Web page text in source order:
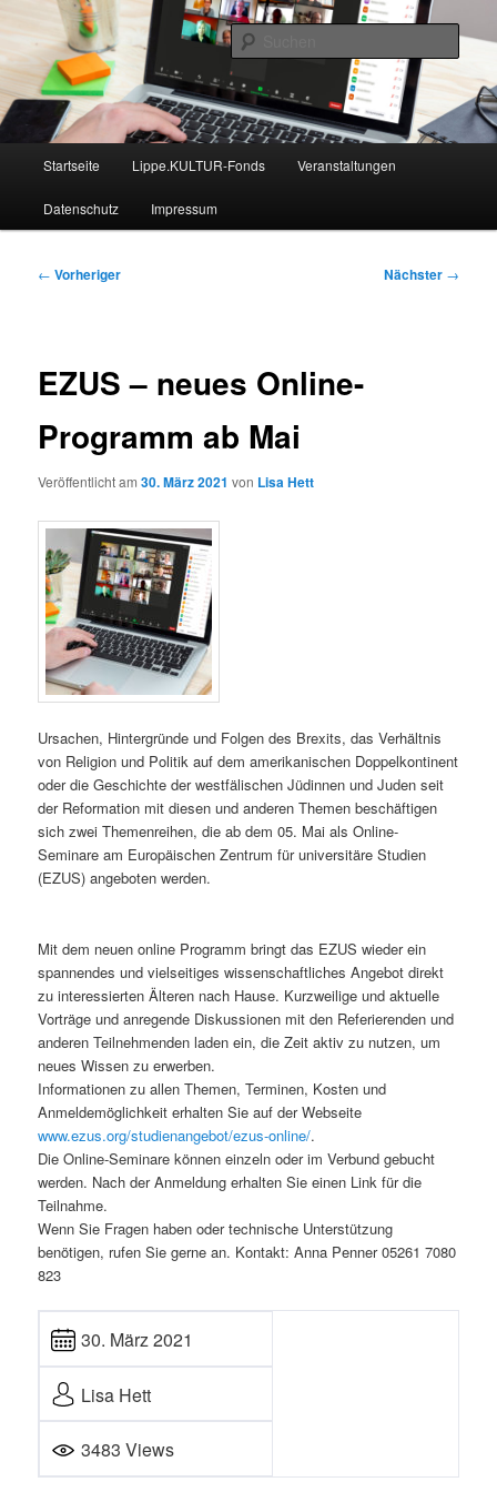
primären
Inhalt
springenLippe Bildungsticker
Nachrichten aus dem regionalen Bildungsnetzwerk des Kreises Lippe
Startseite Lippe.KULTUR-Fonds Veranstaltungen
Datenschutz Impressum
Beitragsnavigation
← Vorheriger Nächster →
EZUS – neues Online-
Programm ab Mai
Veröffentlicht am30. März 2021 von Lisa Hett
Ursachen, Hintergründe und Folgen des Brexits, das Verhältnis
von Religion und Politik auf dem amerikanischen Doppelkontinent
oder die Geschichte der westfälischen Jüdinnen und Juden seit
der Reformation mit diesen und anderen Themen beschäftigen
sich zwei Themenreihen, die ab dem 05. Mai als Online-
Seminare am Europäischen Zentrum für universitäre Studien
(EZUS) angeboten werden.
Mit dem neuen online Programm bringt das EZUS wieder ein
spannendes und vielseitiges wissenschaftliches Angebot direkt
zu interessierten Älteren nach Hause. Kurzweilige und aktuelle
Vorträge und anregende Diskussionen mit den Referierenden und
anderen Teilnehmenden laden ein, die Zeit aktiv zu nutzen, um
neues Wissen zu erwerben.
Informationen zu allen Themen, Terminen, Kosten und
Anmeldemöglichkeit erhalten Sie auf der Webseite
www.ezus.org/studienangebot/ezus-online/.
Die Online-Seminare können einzeln oder im Verbund gebucht
werden. Nach der Anmeldung erhalten Sie einen Link für die
Teilnahme.
Wenn Sie Fragen haben oder technische Unterstützung
benötigen, rufen Sie gerne an. Kontakt: Anna Penner 05261 7080
823
30. März 2021
Lisa Hett
3483 Views